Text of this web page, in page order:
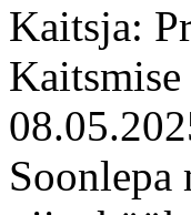
Kaitsja:
Kaitsmise
Soonlepa